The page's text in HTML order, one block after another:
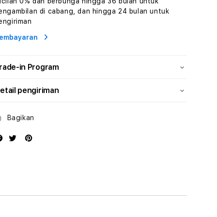
dan
Solusi
Energi
dan
Solusi
di cabang, dan hingga 24 bulan untuk
in Program
pengiriman
Bagikan